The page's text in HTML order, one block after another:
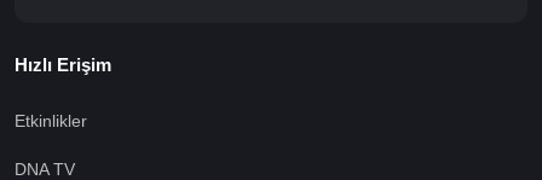
Hızlı Erişim
Etkinlikler
DNA TV